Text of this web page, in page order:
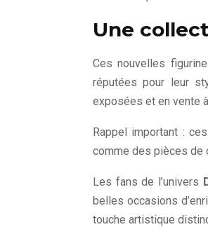
Une
Ces nouvelles
réputées pour leur
exposées et en vente
Rappel important :
comme des pièces de
Les fans de l’univers
belles occasions
touche artistique